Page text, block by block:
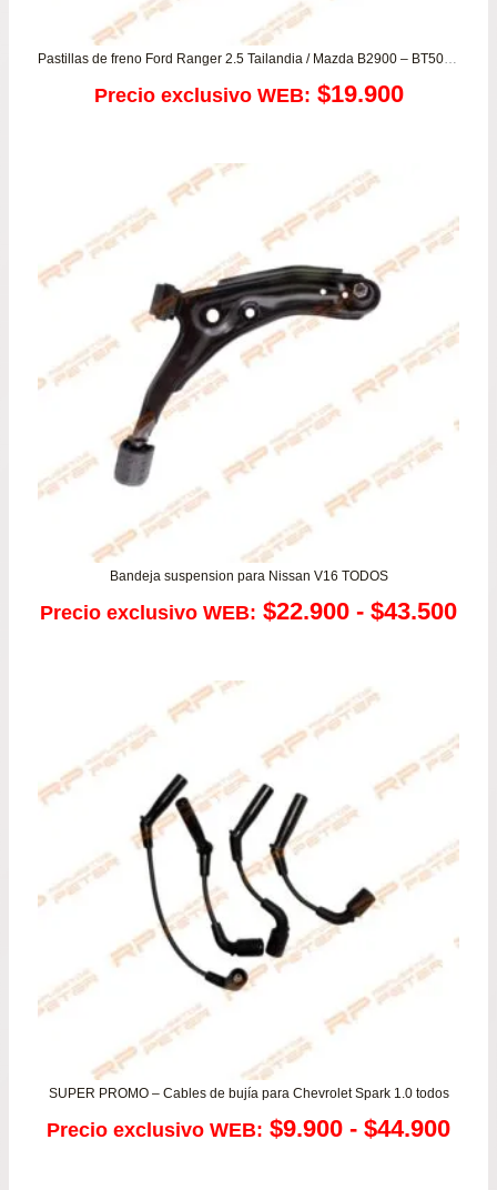
Pastillas de freno Ford Ranger 2.5 Tailandia / Mazda B2900 – BT50 2.5
Precio exclusivo WEB: $19.900
Bandeja suspension para Nissan V16 TODOS
Precio exclusivo WEB: $22.900 - $43.500
SUPER PROMO – Cables de bujía para Chevrolet Spark 1.0 todos
Precio exclusivo WEB: $9.900 - $44.900